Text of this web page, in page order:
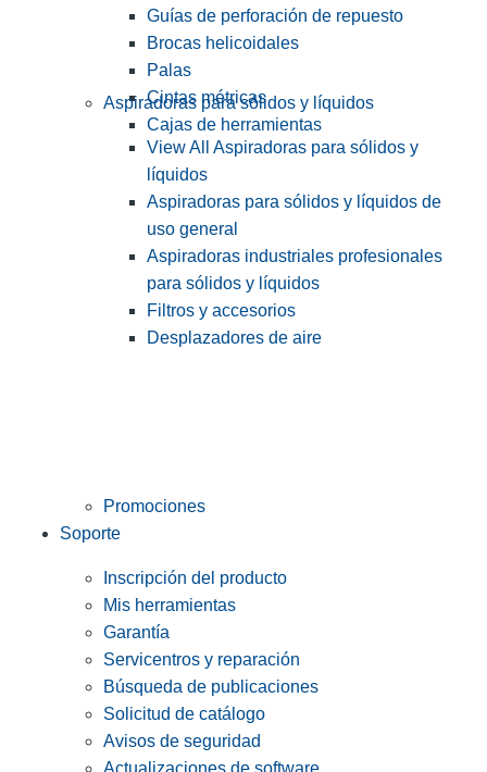
Guías de perforación de repuesto
Brocas helicoidales
Palas
Cintas métricas
Cajas de herramientas
Aspiradoras para sólidos y líquidos
View All Aspiradoras para sólidos y
líquidos
Aspiradoras para sólidos y líquidos de
uso general
Aspiradoras industriales profesionales
para sólidos y líquidos
Filtros y accesorios
Desplazadores de aire
Promociones
Soporte
Inscripción del producto
Mis herramientas
Garantía
Servicentros y reparación
Búsqueda de publicaciones
Solicitud de catálogo
Avisos de seguridad